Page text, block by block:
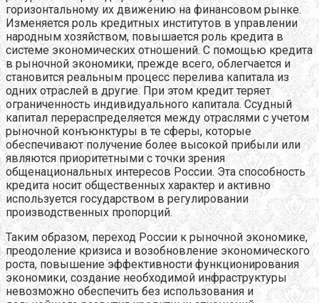
горизонтальному их движению на финансовом рынке.
Изменяется роль кредитных институтов в управлении
народным хозяйством, повышается роль кредита в
системе экономических отношений. С помощью кредита
в рыночной экономики, прежде всего, облегчается и
становится реальным процесс перелива капитала из
одних отраслей в другие. При этом кредит теряет
ограниченность индивидуального капитала. Ссудный
капитал перераспределяется между отраслями с учетом
рыночной конъюнктуры в те сферы, которые
обеспечивают получение более высокой прибыли или
являются приоритетными с точки зрения
общенациональных интересов России. Эта способность
кредита носит общественных характер и активно
используется государством в регулировании
производственных пропорций.
Таким образом, переход России к рыночной экономике,
преодоление кризиса и возобновление экономического
роста, повышение эффективности функционирования
экономики, создание необходимой инфраструктуры
невозможно обеспечить без использования и